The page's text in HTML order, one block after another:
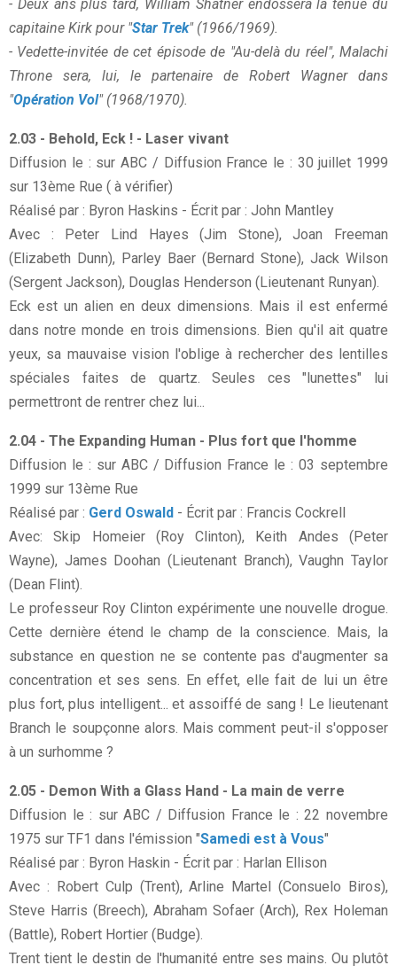
- Deux ans plus tard, William Shatner endossera la tenue du
capitaine Kirk pour "Star Trek" (1966/1969).
- Vedette-invitée de cet épisode de "Au-delà du réel", Malachi
Throne sera, lui, le partenaire de Robert Wagner dans
"Opération Vol" (1968/1970).
2.03 - Behold, Eck ! - Laser vivant
Diffusion le : sur ABC / Diffusion France le : 30 juillet 1999
sur 13ème Rue ( à vérifier)
Réalisé par : Byron Haskins - Écrit par : John Mantley
Avec : Peter Lind Hayes (Jim Stone), Joan Freeman
(Elizabeth Dunn), Parley Baer (Bernard Stone), Jack Wilson
(Sergent Jackson), Douglas Henderson (Lieutenant Runyan).
Eck est un alien en deux dimensions. Mais il est enfermé
dans notre monde en trois dimensions. Bien qu'il ait quatre
yeux, sa mauvaise vision l'oblige à rechercher des lentilles
spéciales faites de quartz. Seules ces "lunettes" lui
permettront de rentrer chez lui...
2.04 - The Expanding Human - Plus fort que l'homme
Diffusion le : sur ABC / Diffusion France le : 03 septembre
1999 sur 13ème Rue
Réalisé par : Gerd Oswald - Écrit par : Francis Cockrell
Avec: Skip Homeier (Roy Clinton), Keith Andes (Peter
Wayne), James Doohan (Lieutenant Branch), Vaughn Taylor
(Dean Flint).
Le professeur Roy Clinton expérimente une nouvelle drogue.
Cette dernière étend le champ de la conscience. Mais, la
substance en question ne se contente pas d'augmenter sa
concentration et ses sens. En effet, elle fait de lui un être
plus fort, plus intelligent... et assoiffé de sang ! Le lieutenant
Branch le soupçonne alors. Mais comment peut-il s'opposer
à un surhomme ?
2.05 - Demon With a Glass Hand - La main de verre
Diffusion le : sur ABC / Diffusion France le : 22 novembre
1975 sur TF1 dans l'émission "Samedi est à Vous"
Réalisé par : Byron Haskin - Écrit par : Harlan Ellison
Avec : Robert Culp (Trent), Arline Martel (Consuelo Biros),
Steve Harris (Breech), Abraham Sofaer (Arch), Rex Holeman
(Battle), Robert Hortier (Budge).
Trent tient le destin de l'humanité entre ses mains. Ou plutôt